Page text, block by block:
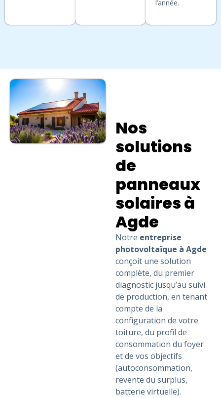
l’année.
Nos
solutions
de
panneaux
solaires à
Agde
Notre entreprise
photovoltaïque à Agde
conçoit une solution
complète, du premier
diagnostic jusqu’au suivi
de production, en tenant
compte de la
configuration de votre
toiture, du profil de
consommation du foyer
et de vos objectifs
(autoconsommation,
revente du surplus,
batterie virtuelle).